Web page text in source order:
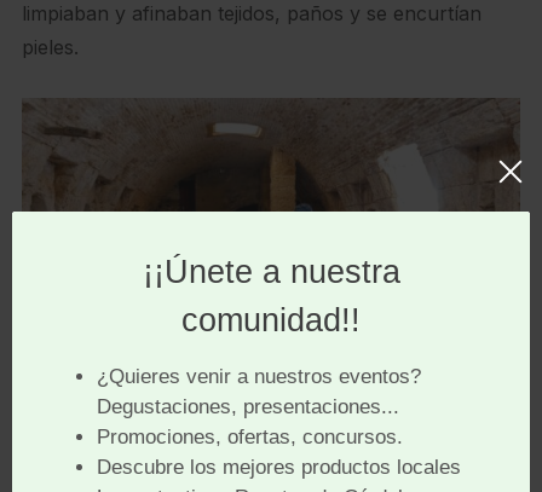
limpiaban y afinaban tejidos, paños y se encurtían
pieles.
Parte baja, antiguo molino
En la actualidad el Molino de Martos alberga en su